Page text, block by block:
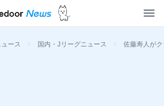
ース > 国内・Jリーグニュース > 佐藤寿人が